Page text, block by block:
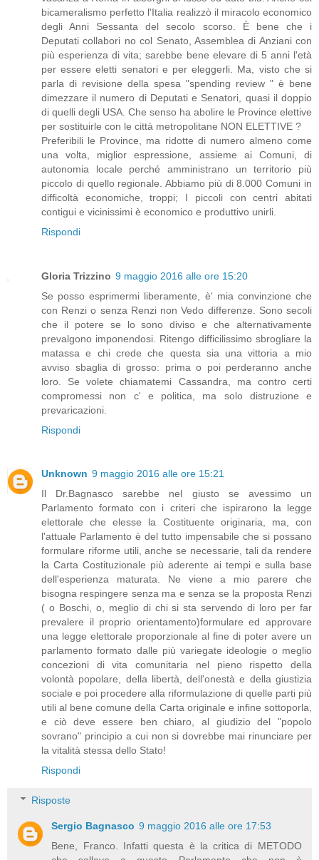
bicameralismo perfetto l'Italia realizzò il miracolo economico
degli Anni Sessanta del secolo scorso. È bene che i
Deputati collabori no col Senato, Assemblea di Anziani con
più esperienza di vita; sarebbe bene elevare di 5 anni l'età
per essere eletti senatori e per eleggerli. Ma, visto che si
parla di revisione della spesa "spending review " è bene
dimezzare il numero di Deputati e Senatori, quasi il doppio
di quelli degli USA. Che senso ha abolire le Province elettive
per sostituirle con le città metropolitane NON ELETTIVE ?
Preferibili le Province, ma ridotte di numero almeno come
una volta, miglior espressione, assieme ai Comuni, di
autonomia locale perché amministrano un territorio più
piccolo di quello regionale. Abbiamo più di 8.000 Comuni in
difficoltà economiche, troppi; I piccoli con centri abitati
contigui e vicinissimi è economico e produttivo unirli.
Rispondi
Gloria Trizzino 9 maggio 2016 alle ore 15:20
Se posso esprimermi liberamente, è' mia convinzione che
con Renzi o senza Renzi non Vedo differenze. Sono secoli
che il potere se lo sono diviso e che alternativamente
prevalgono imponendosi. Ritengo difficilissimo sbrogliare la
matassa e chi crede che questa sia una vittoria a mio
avviso sbaglia di grosso: prima o poi perderanno anche
loro. Se volete chiamatemi Cassandra, ma contro certi
compromessi non c' e politica, ma solo distruzione e
prevaricazioni.
Rispondi
Unknown 9 maggio 2016 alle ore 15:21
Il Dr.Bagnasco sarebbe nel giusto se avessimo un
Parlamento formato con i criteri che ispirarono la legge
elettorale che elesse la Costituente originaria, ma, con
l'attuale Parlamento è del tutto impensabile che si possano
formulare riforme utili, anche se necessarie, tali da rendere
la Carta Costituzionale più aderente ai tempi e sulla base
dell'esperienza maturata. Ne viene a mio parere che
bisogna respingere senza ma e senza se la proposta Renzi
( o Boschi, o, meglio di chi si sta servendo di loro per far
prevalere il proprio orientamento)formulare ed approvare
una legge elettorale proporzionale al fine di poter avere un
parlamento formato dalle più variegate ideologie o meglio
concezioni di vita comunitaria nel pieno rispetto della
volontà popolare, della libertà, dell'onestà e della giustizia
sociale e poi procedere alla riformulazione di quelle parti più
utili al bene comune della Carta originale e infine sottoporla,
e ciò deve essere ben chiaro, al giudizio del "popolo
sovrano" principio a cui non si dovrebbe mai rinunciare per
la vitalità stessa dello Stato!
Rispondi
Risposte
Sergio Bagnasco 9 maggio 2016 alle ore 17:53
Bene, Franco. Infatti questa è la critica di METODO